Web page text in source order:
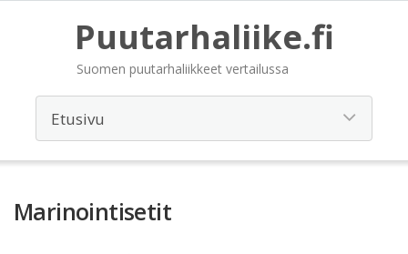
Puutarhaliike.fi
Suomen puutarhaliikkeet vertailussa
Marinointisetit